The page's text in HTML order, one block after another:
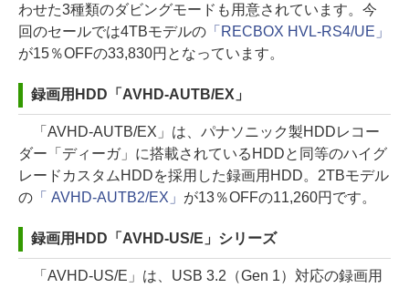
わせた3種類のダビングモードも用意されています。今
回のセールでは4TBモデルの「RECBOX HVL-RS4/UE」
が15％OFFの33,830円となっています。
録画用HDD「AVHD-AUTB/EX」
「AVHD-AUTB/EX」は、パナソニック製HDDレコー
ダー「ディーガ」に搭載されているHDDと同等のハイグ
レードカスタムHDDを採用した録画用HDD。2TBモデル
の 「 AVHD-AUTB2/EX」 が13％OFFの11,260円です。
録画用HDD「AVHD-US/E」シリーズ
「AVHD-US/E」は、USB 3.2（Gen 1）対応の録画用